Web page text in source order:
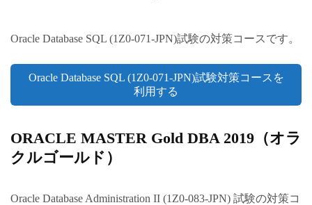
Oracle Database SQL (1Z0-071-JPN)試験の対策コースです。
Oracle Database SQL (1Z0-071-JPN)試験対策コースを
利用する
ORACLE MASTER Gold DBA 2019（オラ
クルゴールド）
Oracle Database Administration II (1Z0-083-JPN) 試験の対策コ